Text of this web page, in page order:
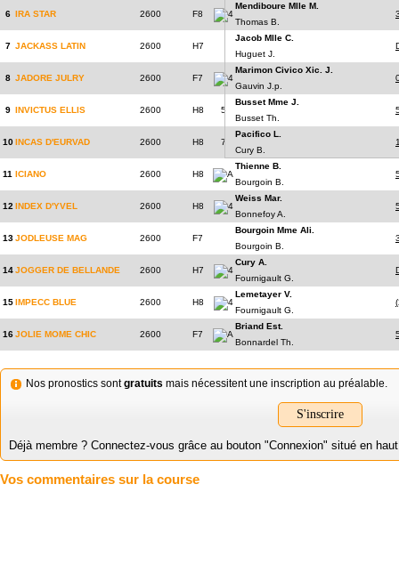
6 IRA STAR 2600 F8 4
Mendiboure Mlle M.
Thomas B.
7 JACKASS LATIN 2600 H7
Jacob Mlle C.
Huguet J.
8 JADORE JULRY 2600 F7 4
Marimon Civico Xic. J.
Gauvin J.p.
9 INVICTUS ELLIS 2600 H8 5
Busset Mme J.
Busset Th.
10 INCAS D'EURVAD 2600 H8 7
Pacifico L.
Cury B.
11 ICIANO 2600 H8 A
Thienne B.
Bourgoin B.
12 INDEX D'YVEL 2600 H8 4
Weiss Mar.
Bonnefoy A.
13 JODLEUSE MAG 2600 F7
Bourgoin Mme Ali.
Bourgoin B.
14 JOGGER DE BELLANDE 2600 H7 4
Cury A.
Fournigault G.
15 IMPECC BLUE 2600 H8 4
Lemetayer V.
Fournigault G.
16 JOLIE MOME CHIC 2600 F7 A
Briand Est.
Bonnardel Th.
Nos pronostics sontgratuits mais nécessitent une inscription au préalable.
S'inscrire
Déjà membre ? Connectez-vous grâce au bouton "Connexion" situé en
Vos commentaires sur la course